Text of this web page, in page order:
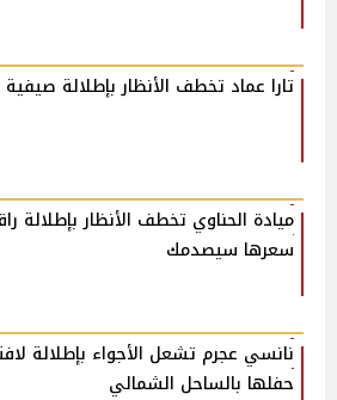
تارا عماد تخطف الأنظار بإطلالة صيفية
ميادة الحناوي تخطف الأنظار بإطلالة
سعرها سيصدمك
نانسي عجرم تشعل الأجواء بإطلالة
حفلها بالساحل الشمالي